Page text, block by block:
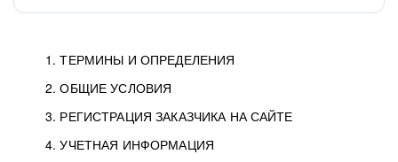
1. ТЕРМИНЫ И ОПРЕДЕЛЕНИЯ
2. ОБЩИЕ УСЛОВИЯ
3. РЕГИСТРАЦИЯ ЗАКАЗЧИКА НА САЙТЕ
4. УЧЕТНАЯ ИНФОРМАЦИЯ